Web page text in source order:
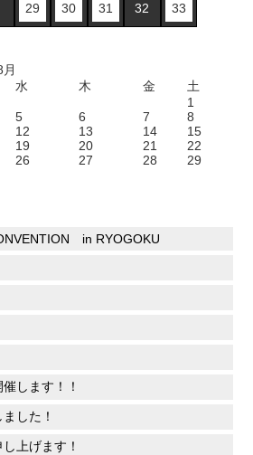
29 30 31 32 33
水 木 金
土
1
5 6 7
8
12 13 14
15
19 20 21
22
26 27 28
29
in RYOGOKU
します！！
した！
上げます！